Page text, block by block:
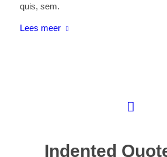
quis, sem.
Lees meer
Indented